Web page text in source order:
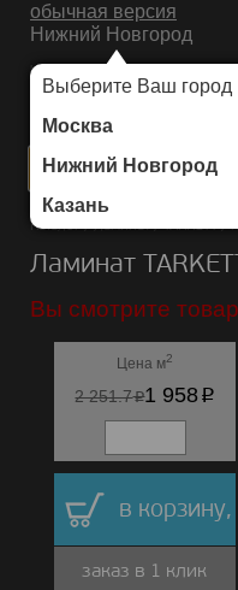
обычная версия
Нижний Новгород
Выберите Ваш город
Москва
Нижний Новгород
Казань
ИНТЕРНЕТ-МАГАЗИН НАПОЛЬНЫХ
Каталог/Ламинат/TARKETT/
Ламинат
Вы смотрите
Цена м2
2 251.7p1 958p
в корзину,
заказ в 1 клик